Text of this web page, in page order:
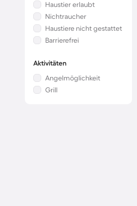
Haustier erlaubt
Nichtraucher
Haustiere nicht gestattet
Barrierefrei
Aktivitäten
Angelmöglichkeit
Grill